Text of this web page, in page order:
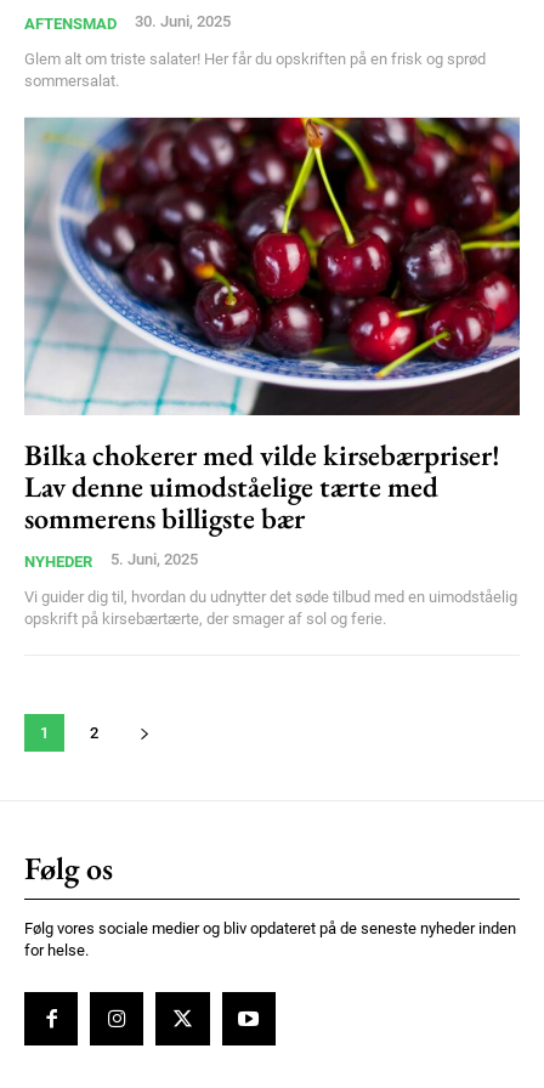
AFTENSMAD 30. Juni, 2025
Glem alt om triste salater! Her får du opskriften på en frisk og sprød
sommersalat.
Bilka chokerer med vilde kirsebærpriser!
Lav denne uimodståelige tærte med
sommerens billigste bær
NYHEDER 5. Juni, 2025
Vi guider dig til, hvordan du udnytter det søde tilbud med en uimodståelig
opskrift på kirsebærtærte, der smager af sol og ferie.
1 2
Følg os
Følg vores sociale medier og bliv opdateret på de seneste nyheder inden
for helse.